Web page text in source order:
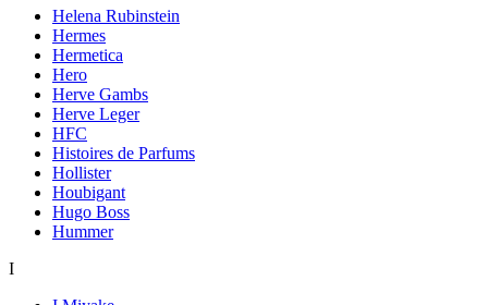
Helena Rubinstein
Hermes
Hermetica
Hero
Herve Gambs
Herve Leger
HFC
Histoires de Parfums
Hollister
Houbigant
Hugo Boss
Hummer
I